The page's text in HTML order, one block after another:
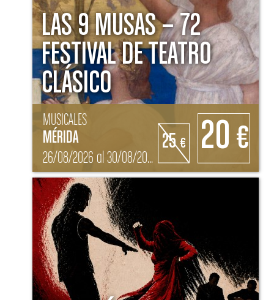
LAS 9 MUSAS – 72
FESTIVAL DE TEATRO
CLÁSICO
MUSICALES
MÉRIDA
26/08/2026 al 30/08/2026
25€ 20 €